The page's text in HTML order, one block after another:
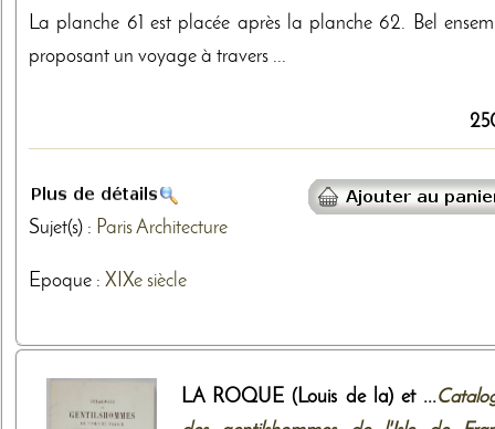
La planche 61 est placée après la planche 62. Bel
proposant un voyage à travers ...
Sujet(s) : ParisArchitecture
Epoque : XIXe siècle
LA ROQUE (Louis de la) et ...